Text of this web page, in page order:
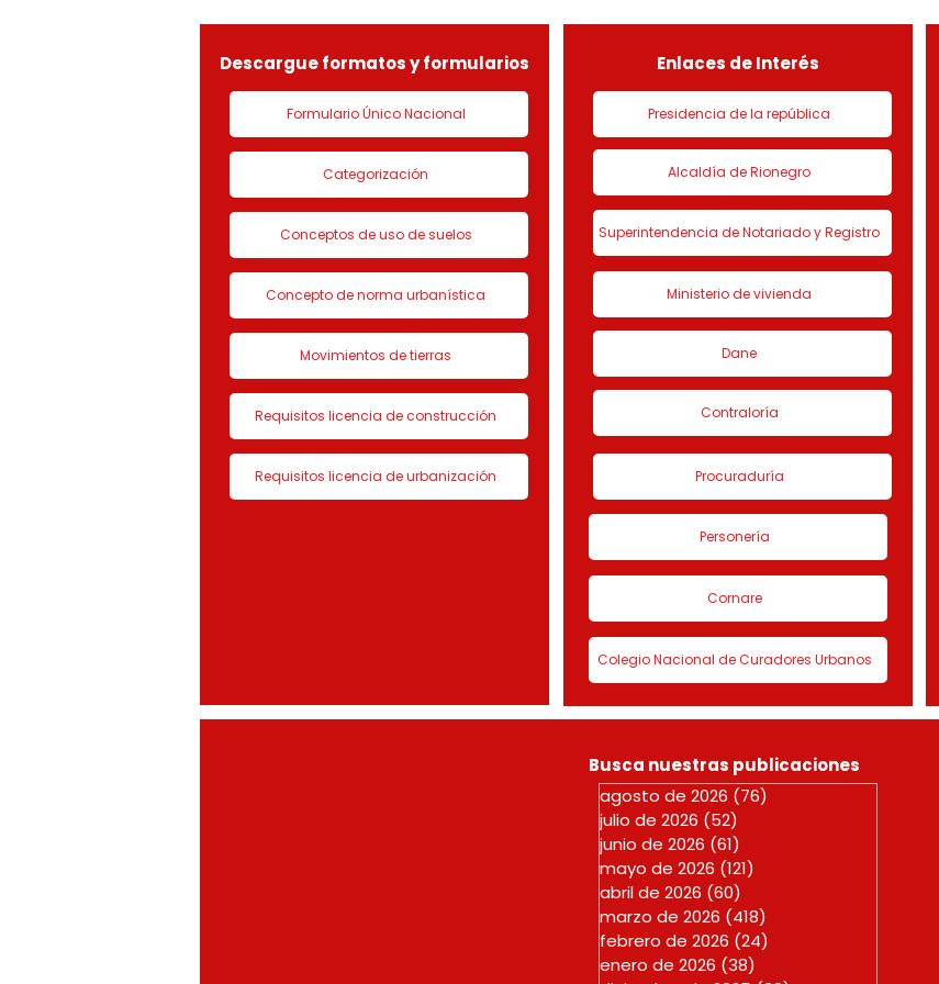
LICENCIA DE CON
de urbanización 1 denominado
Descargue formatos y formularios
Formulario Único Nacional
Categorización
Conceptos de uso de suelos
Concepto de norma urbanística
Movimientos de tierras
Requisitos licencia de construcción
Requisitos licencia de urbanización
Enlaces de Interés
Presidencia de la república
Alcaldía de Rionegro
Superintendencia de Notariado y Registro
Ministerio de vivienda
Dane
Contraloría
Procuraduría
Personería
Cornare
Colegio Nacional de Curadores Urbanos
Busca nuestras publicaciones
agosto de 2026 (76)
julio de 2026 (52)
junio de 2026 (61)
mayo de 2026 (121)
abril de 2026 (60)
marzo de 2026 (418)
febrero de 2026 (24)
enero de 2026 (38)